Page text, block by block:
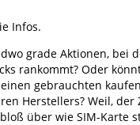
Infos.
grade Aktionen, bei
rankommt? Oder
gebrauchten
Herstellers? Weil, der
über wie SIM-Karte